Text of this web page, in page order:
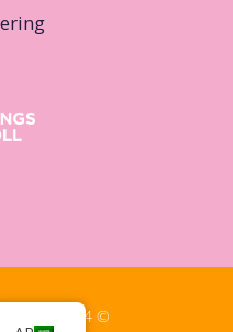
© Svenska med Baby, 2024